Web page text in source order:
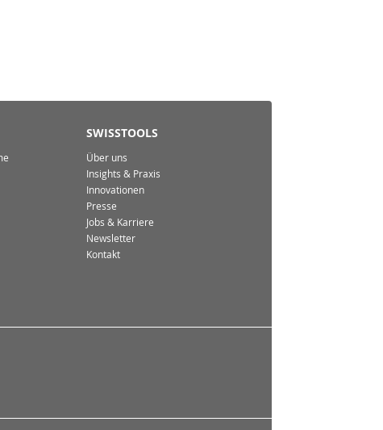
SWISSTOOLS
Über uns
Insights & Praxis
Innovationen
Presse
Jobs & Karriere
Newsletter
Kontakt